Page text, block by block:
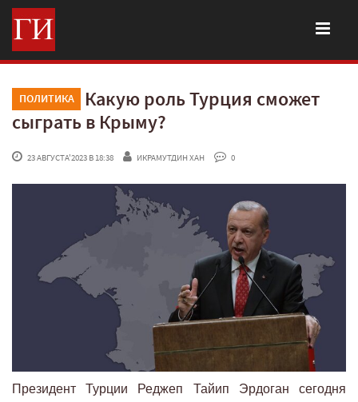
ПОЛИТИКА
Какую роль Турция сможет
сыграть в Крыму?
23 АВГУСТА'2023 В 18:38 ИКРАМУТДИН ХАН 0
Президент Турции Реджеп Тайип Эрдоган сегодня